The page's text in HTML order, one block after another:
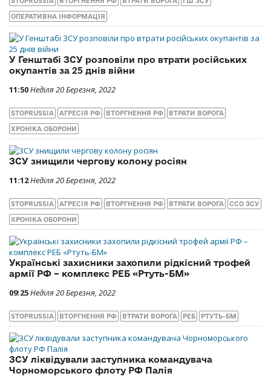
ОПЕРАТИВНА ІНФОРМАЦІЯ
У Генштабі ЗСУ розповіли про втрати російських
окупантів за 25 днів війни
11:50Неділя 20 Березня, 2022
STOPRUSSIA АГРЕСІЯ РФ ВТОРГНЕННЯ РФ ВТРАТИ ВОРОГА
ХРОНІКА ОБОРОНИ
ЗСУ знищили чергову колону росіян
11:12Неділя 20 Березня, 2022
STOPRUSSIA АГРЕСІЯ РФ ВТОРГНЕННЯ РФ ВТРАТИ ВОРОГА ССО ЗСУ
ХРОНІКА ОБОРОНИ
Українські захисники захопили рідкісний трофей
армії РФ – комплекс РЕБ «Ртуть-БМ»
09:25Неділя 20 Березня, 2022
STOPRUSSIA ВТОРГНЕННЯ РФ ВТРАТИ ВОРОГА РЕБ РТУТЬ-БМ
ЗСУ ліквідували заступника командувача
Чорноморського флоту РФ Палія